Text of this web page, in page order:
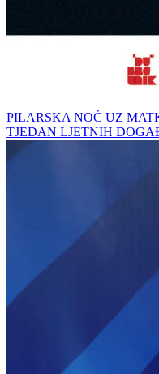
PILARSKA NOĆ UZ
TJEDAN LJETNIH